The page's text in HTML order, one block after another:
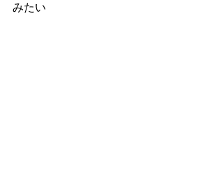
みたい